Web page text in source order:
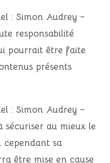
: Simon Audrey –
responsabilité
pourrait être faite
présents
: Simon Audrey –
sécuriser au mieux le
, cependant sa
être mise en cause